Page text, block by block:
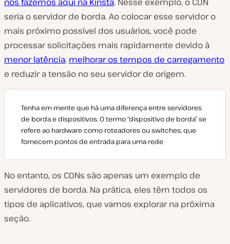
seria o servidor de borda. Ao colocar esse servidor o
mais próximo possível dos usuários, você pode
processar solicitações mais rapidamente devido à
menor latência, melhorar os tempos de carregamento
e reduzir a tensão no seu servidor de origem.
Tenha em mente que há uma diferença entre servidores
de borda e dispositivos. O termo “dispositivo de borda” se
refere ao hardware como roteadores ou switches, que
fornecem pontos de entrada para uma rede
No entanto, os CDNs são apenas um exemplo de
servidores de borda. Na prática, eles têm todos os
tipos de aplicativos, que vamos explorar na próxima
seção.